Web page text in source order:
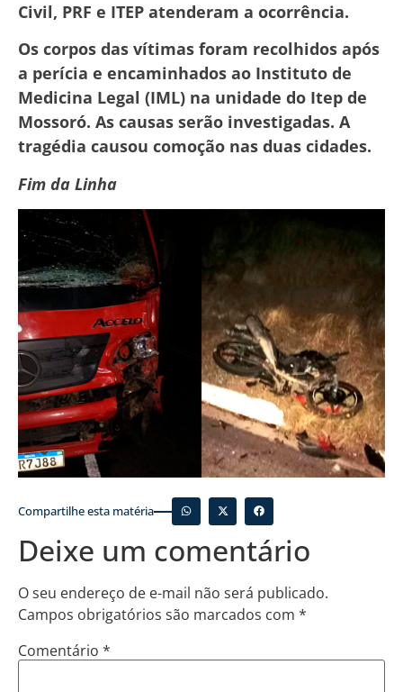
Civil, PRF e ITEP atenderam a ocorrência.
Os corpos das vítimas foram recolhidos após
a perícia e encaminhados ao Instituto de
Medicina Legal (IML) na unidade do Itep de
Mossoró. As causas serão investigadas. A
tragédia causou comoção nas duas cidades.
Fim da Linha
Compartilhe esta matéria
Deixe um comentário
O seu endereço de e-mail não será publicado.
Campos obrigatórios são marcados com *
Comentário *